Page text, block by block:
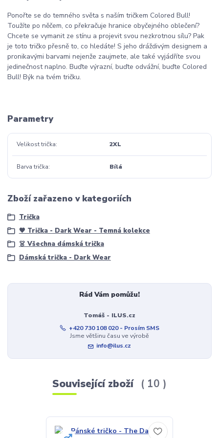
Ponořte se do temného světa s naším tričkem Colored Bull!
Toužíte po něčem, co překračuje hranice obyčejného oblečení?
Chcete se vymanit ze stínu a projevit svou nezkrotnou sílu? Pak
je toto tričko přesně to, co hledáte! S jeho dráždivým designem a
pronikavými barvami nejenže zaujmete, ale také vyjádříte svou
jedinečnost naplno. Buďte výrazní, buďte odvážní, buďte Colored
Bull! Býk na tvém tričku.
Parametry
Velikost trička 2XL
Barva trička Bílá
Zboží zařazeno v kategoriích
Trička
🖤 Trička - Dark Wear - Temná kolekce
👗 Všechna dámská trička
Dámská trička - Dark Wear
Rád Vám pomůžu!
Tomáš - ILUS.cz
+420 730 108 020 - Prosím SMS
Jsme většinu času ve výrobě
info@ilus.cz
Související zboží 10